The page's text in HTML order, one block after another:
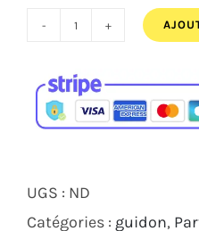
quantité
KIT
DE
PUIG
PULLBACK
UGS : ND
Catégories : guidon